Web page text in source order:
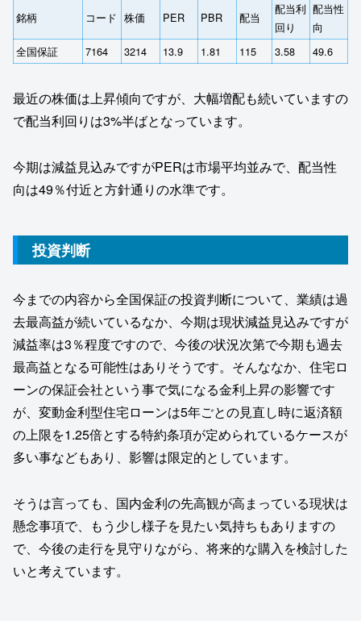
銘柄 コード 株価 PER PBR 配当
配当利
回り
配当性
向
全国保証
7164 3214 13.9 1.81 115 3.58 49.6
最近の株価は上昇傾向ですが、大幅増配も続いていますの
で配当利回りは3%半ばとなっています。
今期は減益見込みですがPERは市場平均並みで、配当性
向は49％付近と方針通りの水準です。
投資判断
今までの内容から全国保証の投資判断について、業績は過
去最高益が続いているなか、今期は現状減益見込みですが
減益率は3％程度ですので、今後の状況次第で今期も過去
最高益となる可能性はありそうです。そんななか、住宅ロ
ーンの保証会社という事で気になる金利上昇の影響です
が、変動金利型住宅ローンは5年ごとの見直し時に返済額
の上限を1.25倍とする特約条項が定められているケースが
多い事などもあり、影響は限定的としています。
そうは言っても、国内金利の先高観が高まっている現状は
懸念事項で、もう少し様子を見たい気持ちもありますの
で、今後の走行を見守りながら、将来的な購入を検討した
いと考えています。